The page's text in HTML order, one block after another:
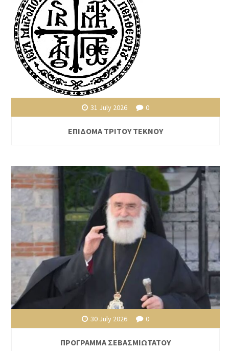
31 July 2026 0
ΕΠΙΔΟΜΑ ΤΡΙΤΟΥ ΤΕΚΝΟΥ
30 July 2026 0
ΠΡΟΓΡΑΜΜΑ ΣΕΒΑΣΜΙΩΤΑΤΟΥ